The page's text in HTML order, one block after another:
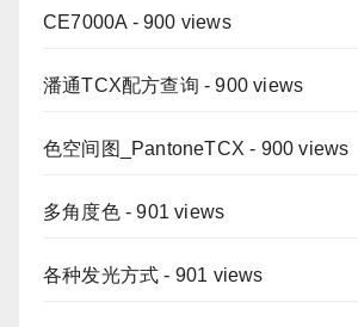
CE7000A - 900 views
潘通TCX配方查询 - 900 views
色空间图_PantoneTCX - 900 views
多角度色- 901 views
各种发光方式 - 901 views